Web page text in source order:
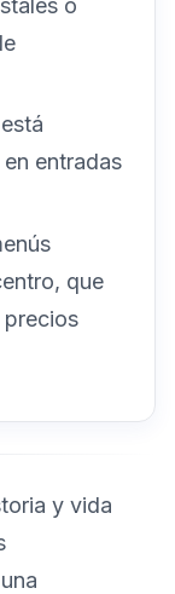
entradas
que
precios
y vida